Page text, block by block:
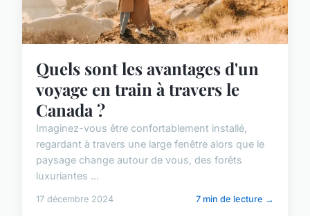
Quels sont les avantages d'un
voyage en train à travers le
Canada ?
Imaginez-vous être confortablement installé,
regardant à travers une large fenêtre alors que le
paysage change autour de vous, des forêts
luxuriantes ...
17 décembre 2024 7 min de lecture →